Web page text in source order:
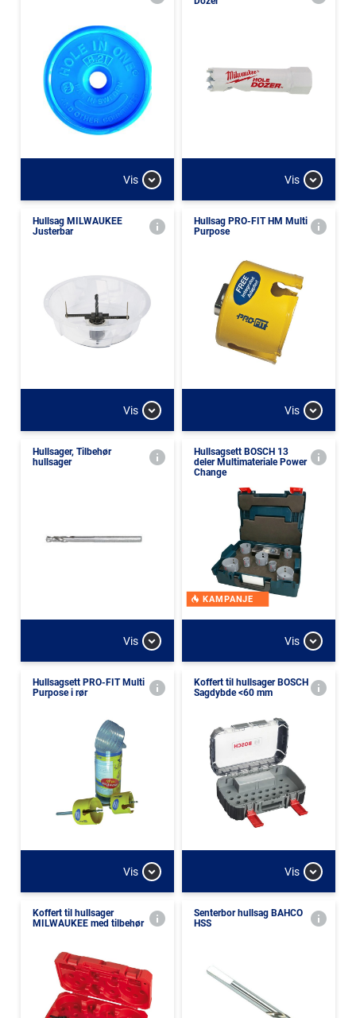
Vis Vis
Hullsag MILWAUKEE
Justerbar
Vis
Hullsag PRO-FIT HM Multi
Purpose
Vis
Hullsager, Tilbehør
hullsager
Vis
Hullsagsett BOSCH 13
deler Multimateriale Power
Change
KAMPANJE
Vis
Hullsagsett PRO-FIT Multi
Purpose i rør
Vis
Koffert til hullsager BOSCH
Sagdybde <60 mm
Vis
Koffert til hullsager
MILWAUKEE med tilbehør
Senterbor hullsag BAHCO
HSS